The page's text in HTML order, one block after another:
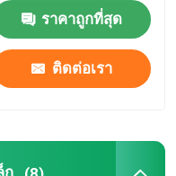
ราคาถูกที่สุด
ติดต่อเรา